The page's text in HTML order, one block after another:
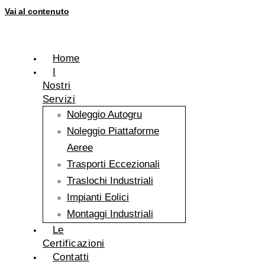
Vai al contenuto
Home
Nostri
Servizi
Noleggio Autogru
Noleggio Piattaforme
Aeree
Trasporti Eccezionali
Traslochi Industriali
Impianti Eolici
Montaggi Industriali
Le
Certificazioni
Contatti